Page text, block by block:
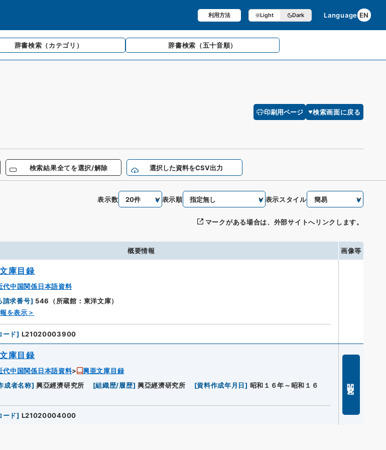
利用方法 Light Dark Language EN
辞書検索 （カテゴリ） 辞書検索 （五十音順）
印刷用ページ 検索画面に戻る
検索結果全てを選択/解除 選択した資料をCSV出力
表示数 表示順 表示スタイル
マークがある場合は、外部サイトへリンクします。
概要情報 画像等
庫目録
代中国関係日本語資料
請求番号] 546（所蔵館：東洋文庫）
を表示＞
ード] L21020003900
庫目録
代中国関係日本語資料
興亜文庫目録
成者名称] 興亞經濟研究所 [組織歴/履歴] 興亞經濟研究所 [資料作成年月日] 昭和１６年～昭和１６
ード] L21020004000